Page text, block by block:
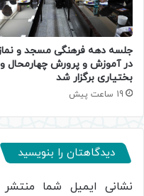
جلسه دهه فرهنگی مسجد و
در آموزش و پرورش چهارمحال و
بختیاری برگزار شد
19 ساعت پیش
دیدگاهتان را بنویسید
نشانی ایمیل شما